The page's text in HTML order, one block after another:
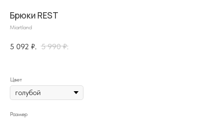
Брюки REST
Miartland
5 092 ₽. 5 990 ₽.
Размер
Цвет